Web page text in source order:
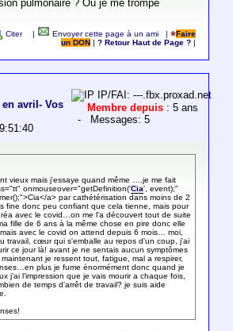
pulmonaire ? Ou je me trompe
Citer Envoyer cette page à un ami |
Faire
un DON
|? Retour Haut de Page ?
en avril- Vos
IP/FAI: ---.fbx.proxad.net
Membre depuis : 5 ans
- Messages: 5
vieux mais j'essaye quand même ….je me fait
onmouseover="getDefinition('Cia', event);"
a> par cathétérisation dans moins de 2
fine donc peu confiant que cela tienne, mais pour
avec le covid…on me l'a découvert tout de suite
fille de 6 ans à la même chose en pire donc elle
avec le covid on attend depuis 6 mois… moi,
travail, cœur qui s'emballe au repos d'un coup, j'ai
ce jour là! avant je ne sentais aucun symptômes
je ressent tout, fatigue, mal a respirer,
plus je fume énormément donc quand je
j'ai l'impression que je vais mourir a chaque fois,
de temps d'arrêt de travail? je suis aide